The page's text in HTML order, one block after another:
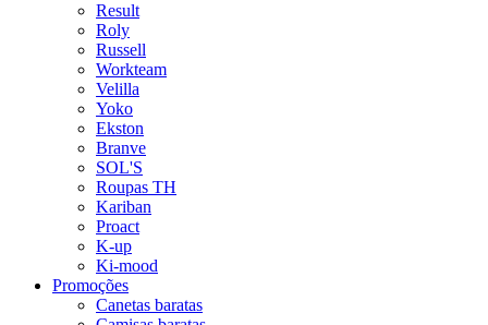
Result
Roly
Russell
Workteam
Velilla
Yoko
Ekston
Branve
SOL'S
Roupas TH
Kariban
Proact
K-up
Ki-mood
Promoções
Canetas baratas